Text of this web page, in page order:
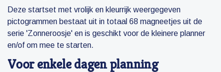
Deze startset met vrolijk en kleurrijk weergegeven
pictogrammen bestaat uit in totaal 68 magneetjes uit de
serie 'Zonneroosje' en is geschikt voor de kleinere planner
en/of om mee te starten.
Voor enkele dagen planning